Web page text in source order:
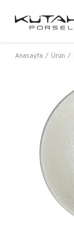
Anasayfa Ürün